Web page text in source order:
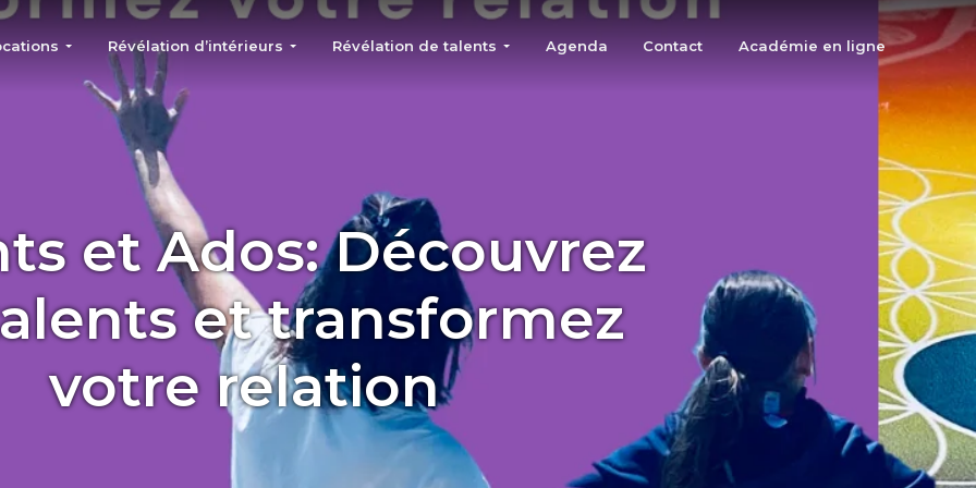
Révélation d’intérieurs Révélation de talents Agenda Contact Académie en ligne
et Ados: Découvrez
et transformez
votre relation